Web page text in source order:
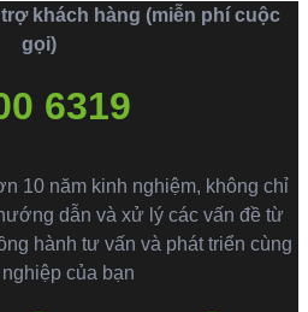
khách hàng (miễn phí cuộc
gọi)
6319
10 năm kinh nghiệm, không chỉ
dẫn và xử lý các vấn đề từ
hành tư vấn và phát triển cùng
của bạn